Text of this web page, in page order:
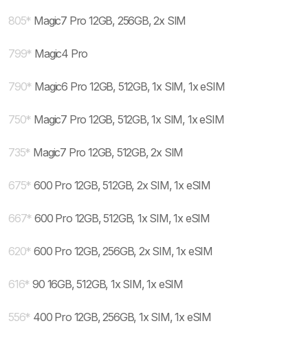
805* Magic7 Pro 12GB, 256GB, 2x SIM
799* Magic4 Pro
790* Magic6 Pro 12GB, 512GB, 1x SIM, 1x eSIM
750* Magic7 Pro 12GB, 512GB, 1x SIM, 1x eSIM
735* Magic7 Pro 12GB, 512GB, 2x SIM
675* 600 Pro 12GB, 512GB, 2x SIM, 1x eSIM
667* 600 Pro 12GB, 512GB, 1x SIM, 1x eSIM
620* 600 Pro 12GB, 256GB, 2x SIM, 1x eSIM
616* 90 16GB, 512GB, 1x SIM, 1x eSIM
556* 400 Pro 12GB, 256GB, 1x SIM, 1x eSIM